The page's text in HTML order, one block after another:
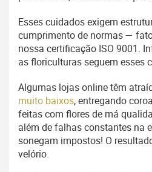
Esses cuidados exigem
cumprimento de normas —
nossa certificação ISO 9001.
as floriculturas seguem esses
Algumas lojas online têm
muito baixos, entregando
feitas com flores de má
além de falhas constantes na
sonegam impostos! O
velório.